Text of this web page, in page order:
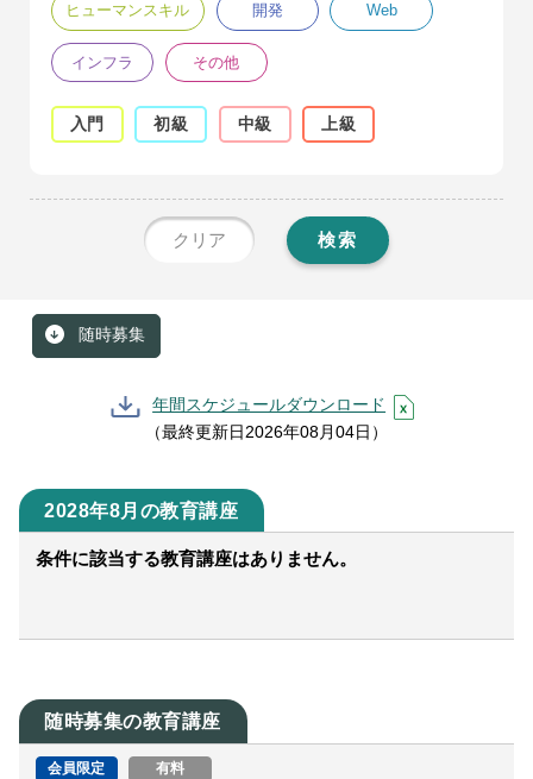
ヒューマンスキル 開発 Web
インフラ その他
入門 初級 中級 上級
クリア 検索
随時募集
年間スケジュールダウンロード
（最終更新日2026年08月04日）
2028年8月の教育講座
条件に該当する教育講座はありません。
随時募集の教育講座
会員限定 有料